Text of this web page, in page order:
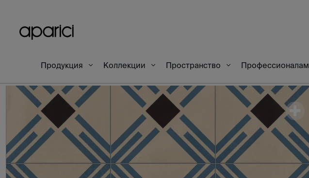
Продукция Коллекции Пространство Профессионалам
Начало Изделия Danube Koloman Natural 60X60